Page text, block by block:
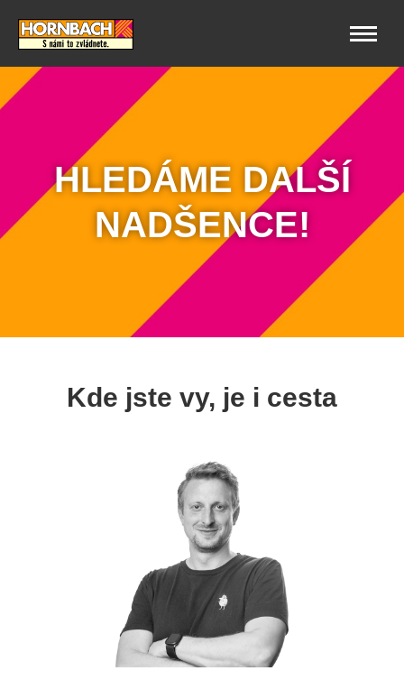
HLEDÁME DALŠÍ
NADŠENCE!
Kde jste vy, je i cesta